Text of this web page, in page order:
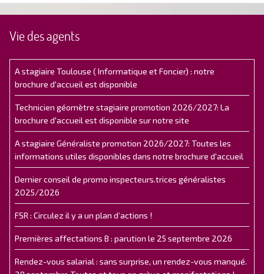
Vie des agents
A stagiaire Toulouse ( Informatique et Foncier) : notre
brochure d'accueil est disponible
Technicien géomètre stagiaire promotion 2026/2027: La
brochure d'accueil est disponible sur notre site
A stagiaire Généraliste promotion 2026/2027: Toutes les
informations utiles disponibles dans notre brochure d'accueil
Dernier conseil de promo inspecteurs.trices généralistes
2025/2026
FSR : Circulez il y a un plan d’actions !
Premières affectations B : parution le 25 septembre 2026
Rendez-vous salarial : sans surprise, un rendez-vous manqué.